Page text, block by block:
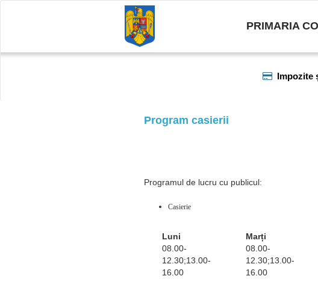
PRIMARIA
Impozite
Program casierii
Programul de lucru cu publicul:
Casierie
Luni
08.00-
12.30;13.00-
16.00
Marți
08.00-
12.30;13.00-
16.00